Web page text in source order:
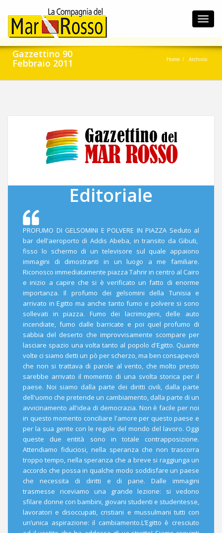
Gazzettino 90
Febbraio 2011 Home Archivio
Editoriale
PROFUMO DI GELSOMINI E POLVERE IN PIAZZA Seduto al
bar dell'aeroporto di Addis Abeba, in transito da Gibuti,
fisso lo schermo di un televisore sul quale appaiono
immagini di dimostranti in un luogo a me familiare.
Riconosco immediatamente piazza Tahrir in centro al Cairo
e inizio a capire che si è verificato un fatto di enorme
importanza. Il profumo dei gelsomini della Tunisia e
arrivato in Egitto ma anche tanto fumo e polvere si sono
sollevati in piazza. Fumo dei lacrimogeni, delle auto
incendiate, fumo dalle barricate e poi quel profumo di
sabbia del deserto che improvvisamente scompare per
lasciare spazio una volta tanto al popolo d'Egitto. Quante
volte ci siamo detti un pò per scherzo, ma ben consapevoli
che non si trattava di parole al vento, che molto presto
sarebbe arrivato il momento di una svolta storica per il
paese. Noi siamo dalla parte dei diritti civili, dalla parte
dell'uomo che pretende un cambiamento, dalla parte di un
avvicinamento all'idea di democrazia. Non è facile per noi
in questo momento conciliare l'amore per questo paese e
per la sua gente con le regole del mondo del lavoro. Oggi
queste due entità sono in totale contrapposizione.
Attendiamo fiduciosi, nella speranza che non trascorra
troppo tempo, nella speranza che a breve si raggiunga un
accordo che possa in qualche modo soddisfare un paese
che necessita di diritti e di pane. Dalle immagini
trasmesse riceviamo una grande lezione: si vedono
sfilare donne con bambini, giovani studenti e studentesse,
lavoratori e disoccupati, cristiani e mussulmani tutti con
un’unica aspirazione: il cambiamento.L’Egitto è cresciuto